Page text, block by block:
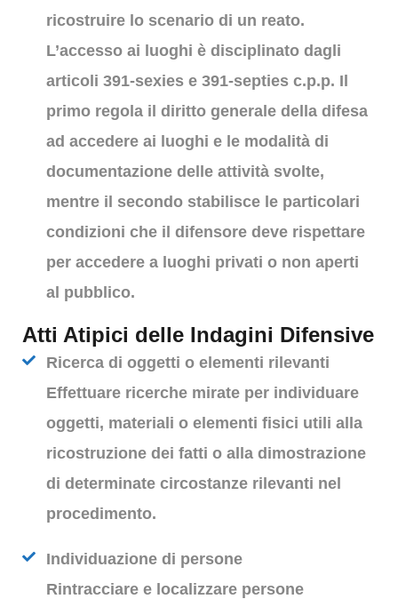
ricostruire lo scenario di un reato.
L’accesso ai luoghi è disciplinato dagli
articoli 391-sexies e 391-septies c.p.p. Il
primo regola il diritto generale della difesa
ad accedere ai luoghi e le modalità di
documentazione delle attività svolte,
mentre il secondo stabilisce le particolari
condizioni che il difensore deve rispettare
per accedere a luoghi privati o non aperti
al pubblico.
Atti Atipici delle Indagini Difensive
Ricerca di oggetti o elementi rilevanti
Effettuare ricerche mirate per individuare
oggetti, materiali o elementi fisici utili alla
ricostruzione dei fatti o alla dimostrazione
di determinate circostanze rilevanti nel
procedimento.
Individuazione di persone
Rintracciare e localizzare persone